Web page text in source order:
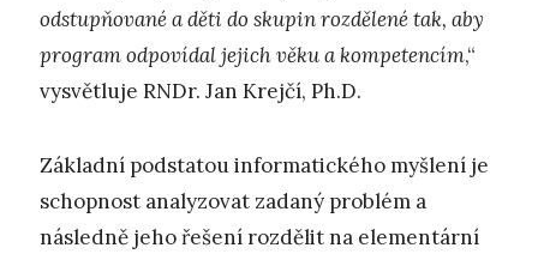
odstupňované a děti do skupin rozdělené tak, aby
program odpovídal jejich věku a kompetencím,“
vysvětluje RNDr. Jan Krejčí, Ph.D.
Základní podstatou informatického myšlení je
schopnost analyzovat zadaný problém a
následně jeho řešení rozdělit na elementární